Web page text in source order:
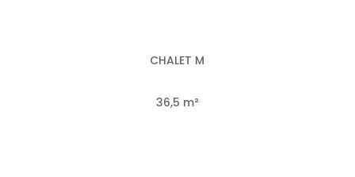
CHALET M
36,5 m²